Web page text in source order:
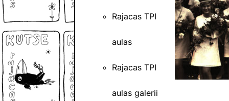
Rajacas TPI
aulas
Rajacas TPI
aulas galerii